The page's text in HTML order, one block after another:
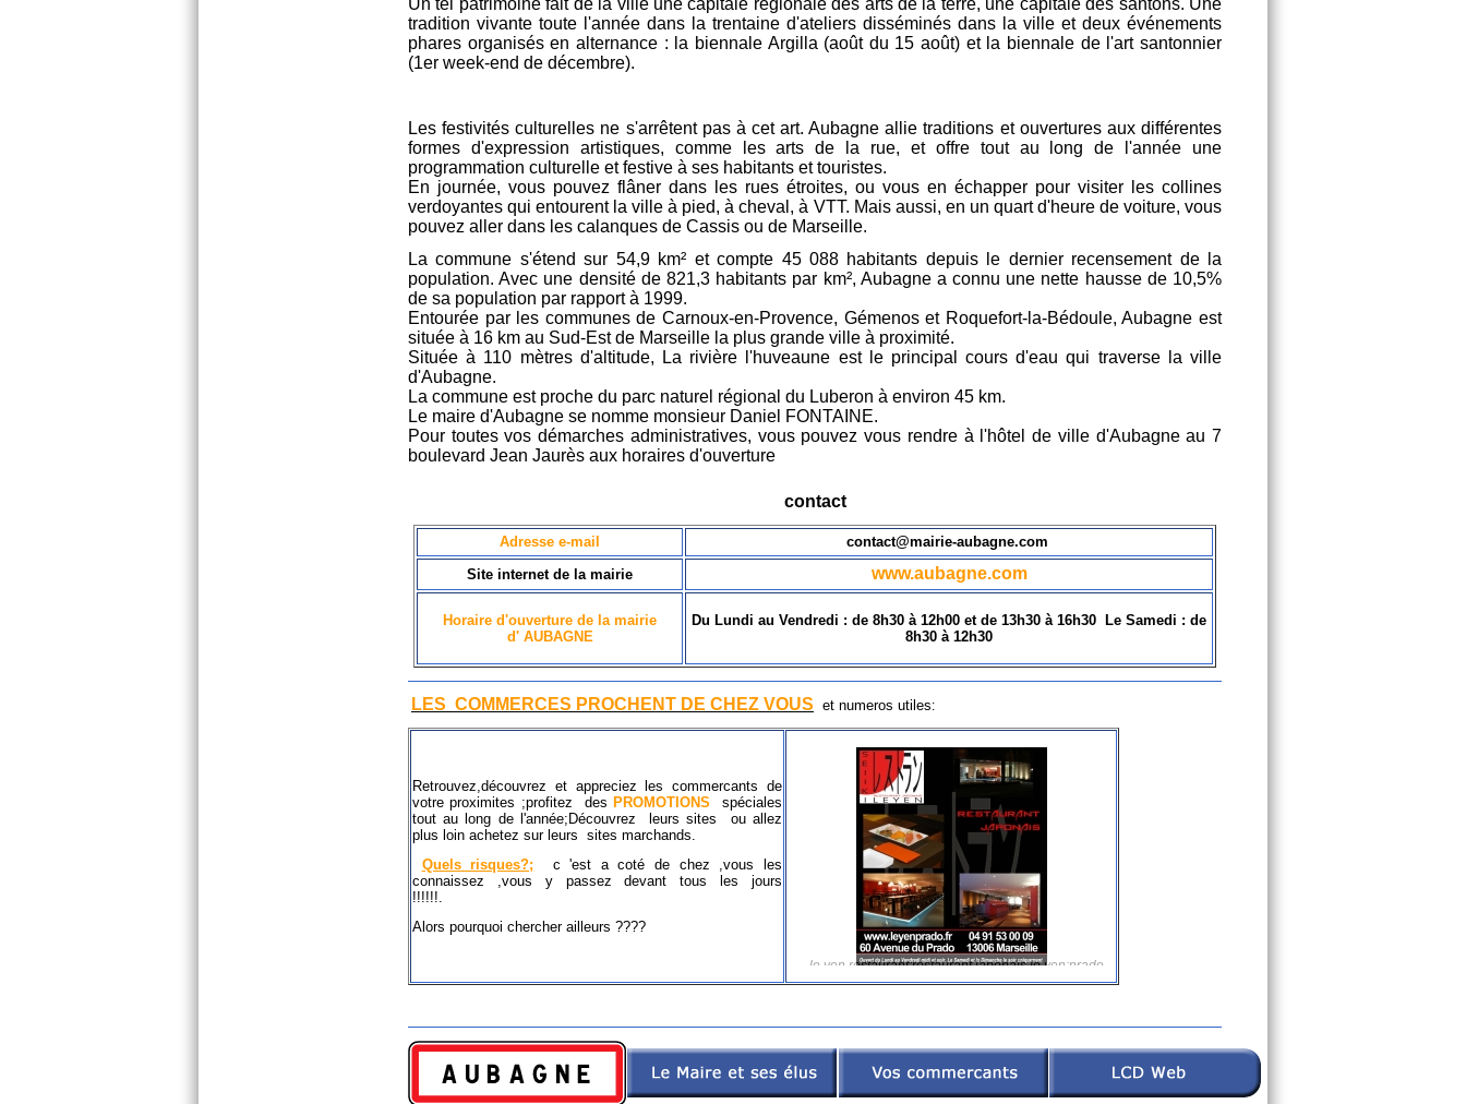
Un tel patrimoine fait de la ville une capitale régionale des arts de la terre, une capitale des santons. Une
tradition vivante toute l'année dans la trentaine d'ateliers disséminés dans la ville et deux événements
phares organisés en alternance : la biennale Argilla (août du 15 août) et la biennale de l'art santonnier
(1er week-end de décembre).
Les festivités culturelles ne s'arrêtent pas à cet art. Aubagne allie traditions et ouvertures aux différentes
formes d'expression artistiques, comme les arts de la rue, et offre tout au long de l'année une
programmation culturelle et festive à ses habitants et touristes.
En journée, vous pouvez flâner dans les rues étroites, ou vous en échapper pour visiter les collines
verdoyantes qui entourent la ville à pied, à cheval, à VTT. Mais aussi, en un quart d'heure de voiture, vous
pouvez aller dans les calanques de Cassis ou de Marseille.
La commune s'étend sur 54,9 km² et compte 45 088 habitants depuis le dernier recensement de la
population. Avec une densité de 821,3 habitants par km², Aubagne a connu une nette hausse de 10,5%
de sa population par rapport à 1999.
Entourée par les communes de Carnoux-en-Provence, Gémenos et Roquefort-la-Bédoule, Aubagne est
située à 16 km au Sud-Est de Marseille la plus grande ville à proximité.
Située à 110 mètres d'altitude, La rivière l'huveaune est le principal cours d'eau qui traverse la ville
d'Aubagne.
La commune est proche du parc naturel régional du Luberon à environ 45 km.
Le maire d'Aubagne se nomme monsieur Daniel FONTAINE.
Pour toutes vos démarches administratives, vous pouvez vous rendre à l'hôtel de ville d'Aubagne au 7
boulevard Jean Jaurès aux horaires d'ouverture
contact
Adresse e-mail
contact@mairie-aubagne.com
Site internet de la mairie
www.aubagne.com
Horaire d'ouverture de la mairie
d' AUBAGNE
Du Lundi au Vendredi : de 8h30 à 12h00 et de 13h30 à 16h30 Le Samedi : de
8h30 à 12h30
LES COMMERCES PROCHENT DE CHEZ VOUS et numeros utiles:
Retrouvez,découvrez et appreciez les commercants de
votre proximites ;profitez des PROMOTIONS spéciales
tout au long de l'année;Découvrez leurs sites ou allez
plus loin achetez sur leurs sites marchands.
Quels risques?;
c 'est a coté de chez ,vous les
connaissez ,vous y passez devant tous les jours
!!!!!!.
Alors pourquoi chercher ailleurs ????
le yen restaurant;restaurant japonais le yen;prado